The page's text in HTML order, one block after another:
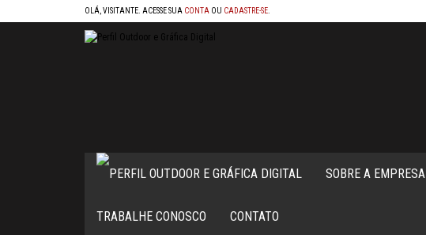
OLÁ, VISITANTE. ACESSE SUA CONTA OU CADASTRE-SE
SOBRE A EMPRESA
TRABALHE CONOSCO CONTATO